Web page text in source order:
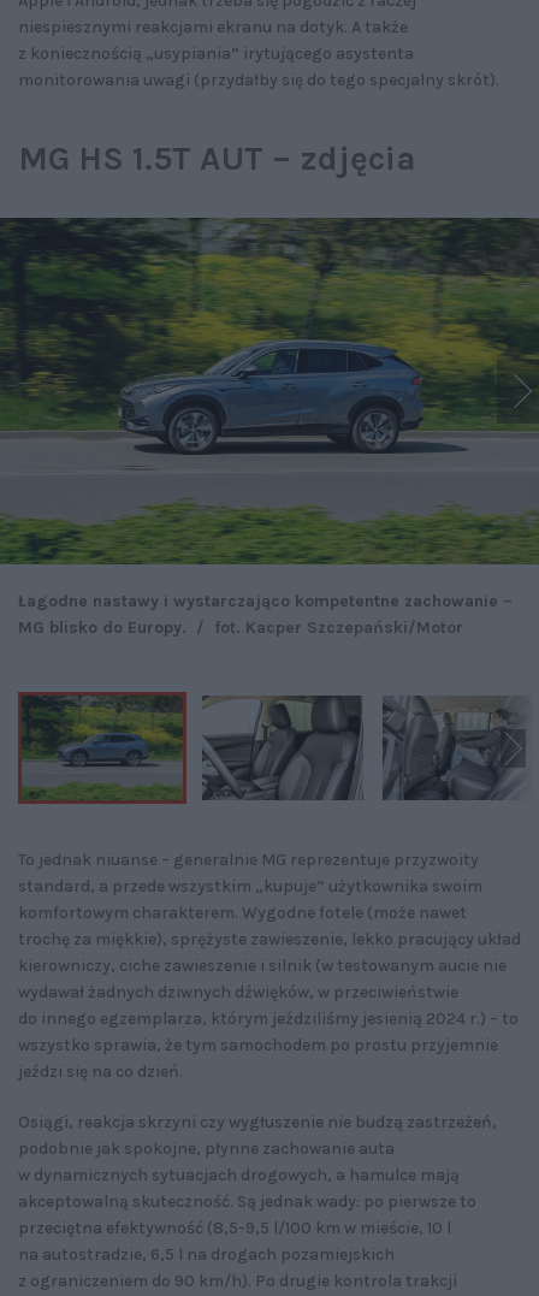
niespiesznymi reakcjami ekranu na dotyk. A także
z koniecznością „usypiania” irytującego asystenta
monitorowania uwagi (przydałby się do tego specjalny skrót).
MG HS 1.5T AUT – zdjęcia
Łagodne nastawy i wystarczająco kompetentne zachowanie –
MG blisko do Europy. / fot. Kacper Szczepański/Motor
To jednak niuanse – generalnie MG reprezentuje przyzwoity
standard, a przede wszystkim „kupuje” użytkownika swoim
komfortowym charakterem. Wygodne fotele (może nawet
trochę za miękkie), sprężyste zawieszenie, lekko pracujący układ
kierowniczy, ciche zawieszenie i silnik (w testowanym aucie nie
wydawał żadnych dziwnych dźwięków, w przeciwieństwie
do innego egzemplarza, którym jeździliśmy jesienią 2024 r.) – to
wszystko sprawia, że tym samochodem po prostu przyjemnie
jeździ się na co dzień.
Osiągi, reakcja skrzyni czy wygłuszenie nie budzą zastrzeżeń,
podobnie jak spokojne, płynne zachowanie auta
w dynamicznych sytuacjach drogowych, a hamulce mają
akceptowalną skuteczność. Są jednak wady: po pierwsze to
przeciętna efektywność (8,5-9,5 l/100 km w mieście, 10 l
na autostradzie, 6,5 l na drogach pozamiejskich
z ograniczeniem do 90 km/h). Po drugie kontrola trakcji